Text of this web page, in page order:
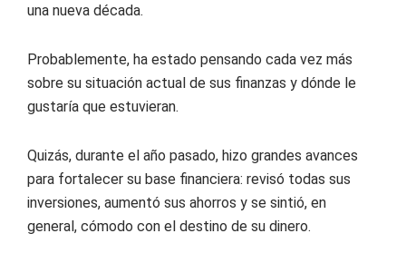
una nueva década.
Probablemente, ha estado pensando cada vez más
sobre su situación actual de sus finanzas y dónde le
gustaría que estuvieran.
Quizás, durante el año pasado, hizo grandes avances
para fortalecer su base financiera: revisó todas sus
inversiones, aumentó sus ahorros y se sintió, en
general, cómodo con el destino de su dinero.